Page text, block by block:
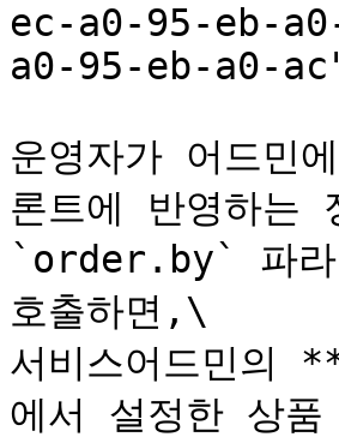
ec-a0-95-eb-
a0-95-eb-a0-
운영자가 어드민
론트에 반영하는
`order.by` 파라미
호출하면,\
서비스어드민의
에서 설정한 상